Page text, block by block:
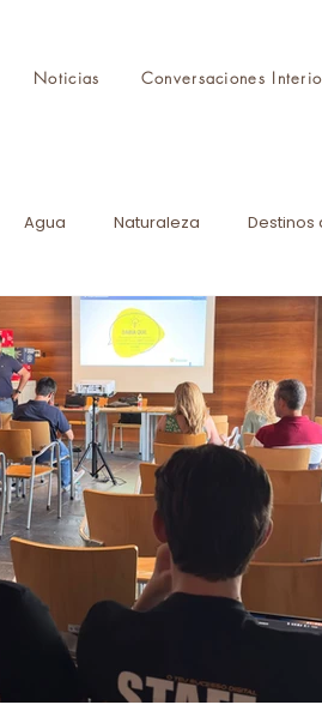
Noticias Conversaciones
Agua Naturaleza Destinos
Formación